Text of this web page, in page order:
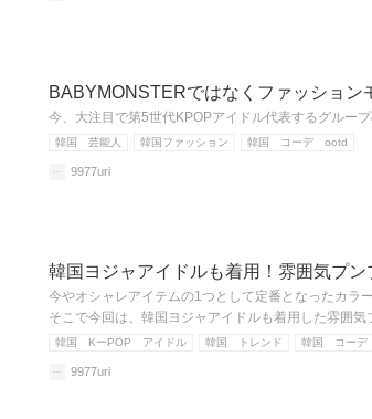
BABYMONSTERではなくファッショ
今、大注目で第5世代KPOPアイドル代表するグルー
韓国 芸能人 韓国ファッション 韓国 コーデ ootd
9977uri
韓国ヨジャアイドルも着用！雰囲気プ
今やオシャレアイテムの1つとして定番となったカラ
そこで今回は、韓国ヨジャアイドルも着用した雰囲
韓国 KーPOP アイドル 韓国 トレンド 韓国 コー
9977uri